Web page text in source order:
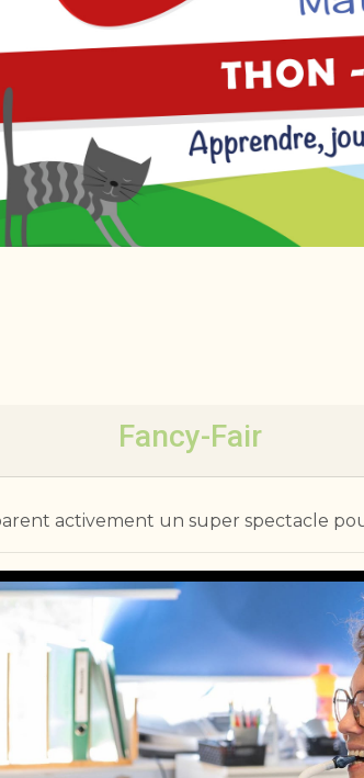
Fancy-Fair
activement un super spectacle